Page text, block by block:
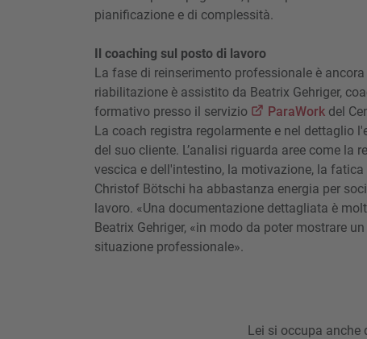
pianificazione e di complessità.
Il coaching sul posto di lavoro
La fase di reinserimento professionale è
riabilitazione è assistito da Beatrix Gehriger,
formativo presso il servizio
ParaWork del
La coach registra regolarmente e nel dettaglio
del suo cliente. L’analisi riguarda aree come la
vescica e dell'intestino, la motivazione, la fatica
Christof Bötschi ha abbastanza energia per
lavoro. «Una documentazione dettagliata è
Beatrix Gehriger, «in modo da poter mostrare
situazione professionale».
Lei si occupa anche